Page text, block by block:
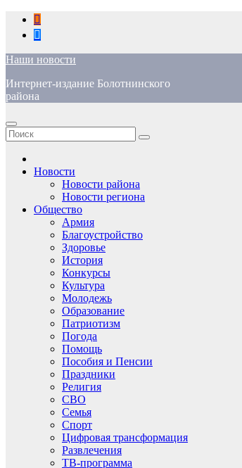
Перейти
содержимому
Наши новости
Интернет-издание Болотнинского
района
Новости
Новости района
Новости региона
Общество
Армия
Благоустройство
Здоровье
История
Конкурсы
Культура
Молодежь
Образование
Патриотизм
Погода
Помощь
Пособия и Пенсии
Праздники
Религия
СВО
Семья
Спорт
Цифровая трансформация
Развлечения
ТВ-программа